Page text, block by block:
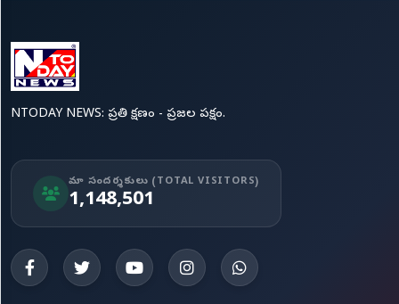
NTODAY NEWS: ప్రతి క్షణం - ప్రజల పక్షం.
మా సందర్శకులు (TOTAL VISITORS)
1,148,501